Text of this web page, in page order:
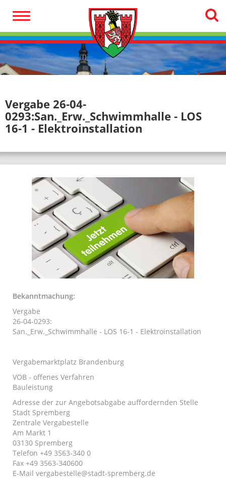
Vergabe 26-04-
0293:San._Erw._Schwimmhalle - LOS
16-1 - Elektroinstallation
Bekanntmachung:
Vergabe
26-04-0293:
San._Erw._Schwimmhalle - LOS 16-1 - Elektroinstallation
Vergabemarktplatz Brandenburg
VOB - offenes Verfahren
Bauleistung
Adresse der zur Angebotsabgabe auffordernden Stelle
Stadt Spremberg
Zentrale Vergabestelle
Am Markt 1
03130 Spremberg
Telefon +49 3563-340 0
Fax +49 3563-340600
E-Mail vergabestelle@stadt-spremberg.de